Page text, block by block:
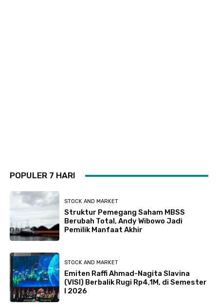
POPULER 7 HARI
STOCK AND MARKET
Struktur Pemegang Saham MBSS
Berubah Total, Andy Wibowo Jadi
Pemilik Manfaat Akhir
STOCK AND MARKET
Emiten Raffi Ahmad-Nagita Slavina
(VISI) Berbalik Rugi Rp4,1M, di Semester
I 2026